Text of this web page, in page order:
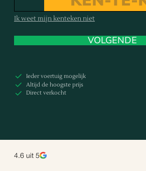
Ik weet mijn kenteken niet
VOLGENDE
Ieder voertuig mogelijk
Altijd de hoogste prijs
Direct verkocht
4.6 uit 5